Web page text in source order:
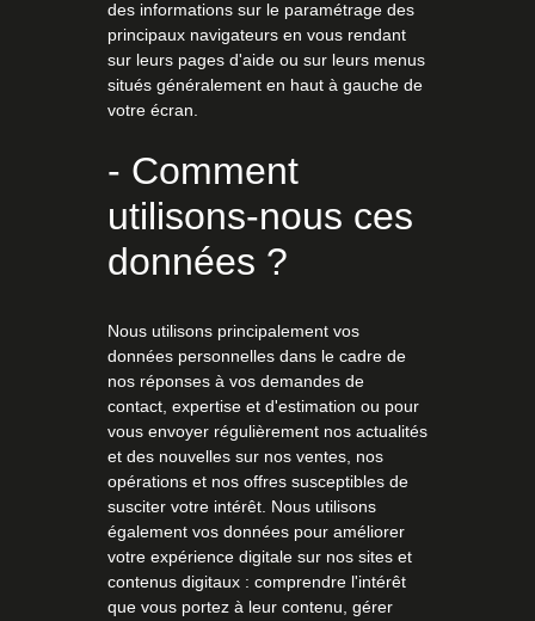
des informations sur le paramétrage des
principaux navigateurs en vous rendant
sur leurs pages d'aide ou sur leurs menus
situés généralement en haut à gauche de
votre écran.
- Comment
utilisons-nous ces
données ?
Nous utilisons principalement vos
données personnelles dans le cadre de
nos réponses à vos demandes de
contact, expertise et d'estimation ou pour
vous envoyer régulièrement nos actualités
et des nouvelles sur nos ventes, nos
opérations et nos offres susceptibles de
susciter votre intérêt. Nous utilisons
également vos données pour améliorer
votre expérience digitale sur nos sites et
contenus digitaux : comprendre l'intérêt
que vous portez à leur contenu, gérer